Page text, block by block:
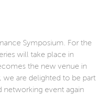
Symposium. For the
will take place in
the new venue in
we are delighted to be part
event again